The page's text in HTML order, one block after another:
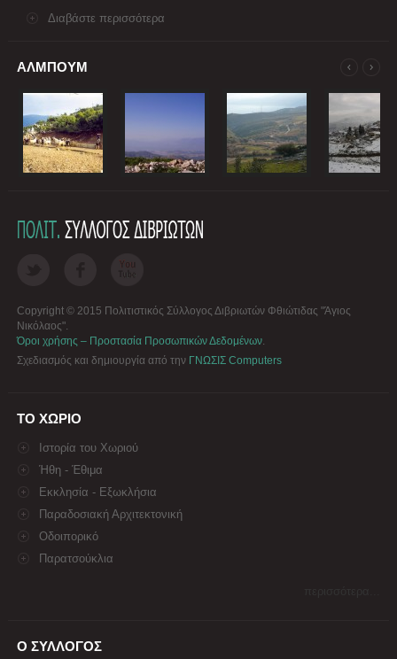
Διαβάστε περισσότερα
ΑΛΜΠΟΥΜ
Copyright © 2015 Πολιτιστικός Σύλλογος Διβριωτών Φθιώτιδας "Άγιος
Νικόλαος".
Όροι χρήσης – Προστασία Προσωπικών Δεδομένων.
Σχεδιασμός και δημιουργία από την ΓΝΩΣΙΣ Computers
ΤΟ ΧΩΡΙΟ
Ιστορία του Χωριού
Ήθη - Έθιμα
Εκκλησία - Εξωκλήσια
Παραδοσιακή Αρχιτεκτονική
Οδοιπορικό
Παρατσούκλια
Ο ΣΥΛΛΟΓΟΣ